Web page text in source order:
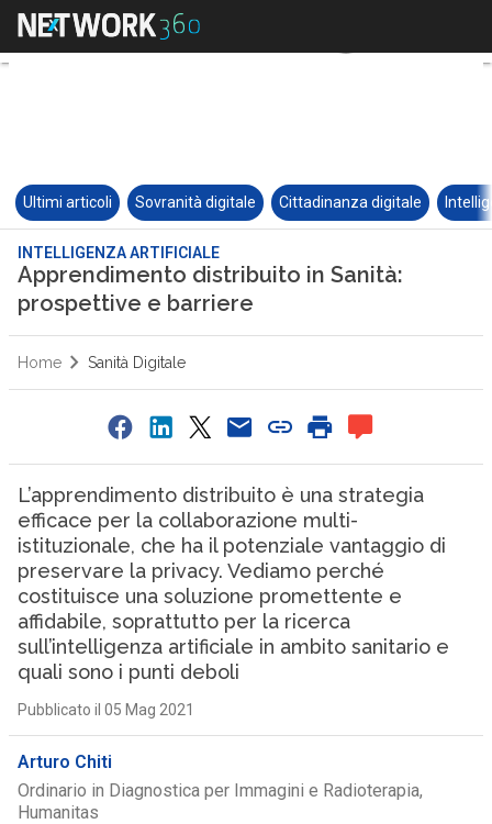
Ultimi articoli Sovranità digitale Cittadinanza digitale
INTELLIGENZA ARTIFICIALE
Apprendimento distribuito in Sanità:
prospettive e barriere
Home Sanità Digitale
L’apprendimento distribuito è una strategia
efficace per la collaborazione multi-
istituzionale, che ha il potenziale vantaggio di
preservare la privacy. Vediamo perché
costituisce una soluzione promettente e
affidabile, soprattutto per la ricerca
sull’intelligenza artificiale in ambito sanitario e
quali sono i punti deboli
Pubblicato il 05 Mag 2021
Arturo Chiti
Ordinario in Diagnostica per Immagini e Radioterapia,
Humanitas